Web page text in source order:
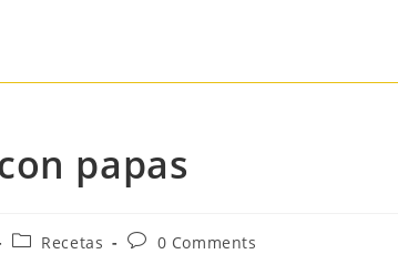
papas
Recetas 0 Comments